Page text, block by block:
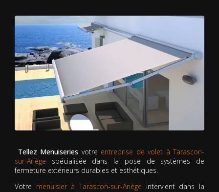
Tellez Menuiseries votre entreprise de volet à Tarascon-
sur-Ariège spécialisée dans la pose de systèmes de
fermeture extérieurs durables et esthétiques.
Votre menuisier à Tarascon-sur-Ariège intervient dans la